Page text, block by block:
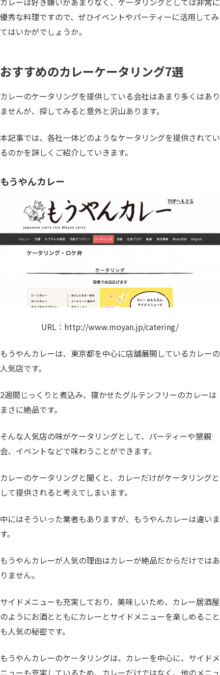
優秀な料理ですので、ぜひイベントやパーティーに活用してみ
てはいかがでしょうか。
おすすめのカレーケータリング7選
カレーのケータリングを提供している会社はあまり多くはあり
ませんが、探してみると意外と沢山あります。
本記事では、各社一体どのようなケータリングを提供されてい
るのかを詳しくご紹介していきます。
もうやんカレー
URL： http://www.moyan.jp/catering/
もうやんカレーは、東京都を中心に店舗展開しているカレーの
人気店です。
2週間じっくりと煮込み、寝かせたグルテンフリーのカレーは
まさに絶品です。
そんな人気店の味がケータリングとして、パーティーや懇親
会、イベントなどで味わうことができます。
カレーのケータリングと聞くと、カレーだけがケータリングと
して提供されると考えてしまいます。
中にはそういった業者もありますが、もうやんカレーは違いま
す。
もうやんカレーが人気の理由はカレーが絶品だからだけではあ
りません。
サイドメニューも充実しており、美味しいため、カレー居酒屋
のようにお酒とともにカレーとサイドメニューを楽しめること
も人気の秘密です。
もうやんカレーのケータリングは、カレーを中心に、サイドメ